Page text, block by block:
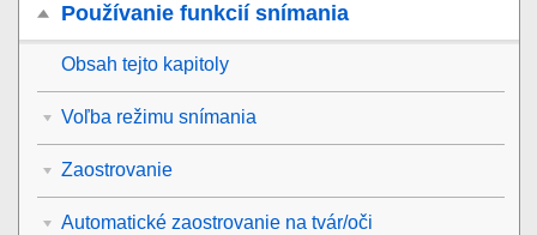
Používanie funkcií snímania
Obsah tejto kapitoly
Voľba režimu snímania
Zaostrovanie
Automatické zaostrovanie na tvár/oči